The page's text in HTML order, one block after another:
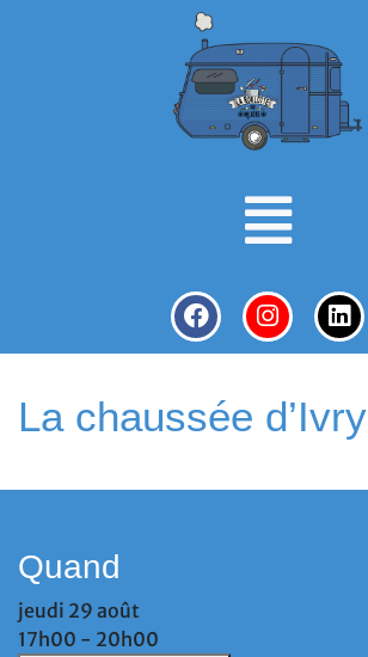
La chaussée d’Ivry
Quand
jeudi 29 août
17h00 - 20h00